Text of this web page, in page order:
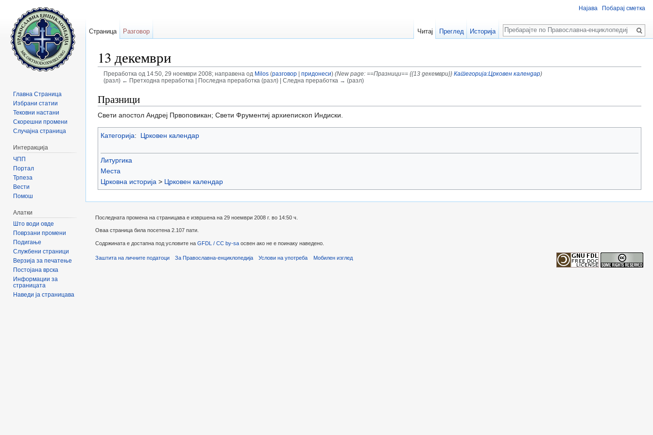
13 декември
Преработка од 14:50, 29 ноември 2008; направена од Milos (разговор| придонеси) (New page: ==Празници== {{13 декември}} Категорија:Црковен календар)
(разл) ← Претходна преработка | Последна преработка (разл) | Следна преработка → (разл)
Празници
Свети апостол Андреј Првоповикан; Свети Фрументиј архиепископ Индиски.
Категорија: Црковен календар
Литургика
Места
Црковна историја > Црковен календар
Најава Побарај сметка
Страница Разговор Читај Преглед Историја
Пребарај
Главна Страница
Избрани статии
Тековни настани
Скорешни промени
Случајна страница
Интеракција
ЧПП
Портал
Трпеза
Вести
Помош
Алатки
Што води овде
Поврзани промени
Подигање
Службени страници
Верзија за печатење
Постојана врска
Информации за
страницата
Наведи ја страницава
Последната промена на страницава е извршена на 29 ноември 2008 г. во 14:50 ч.
Оваа страница била посетена 2.107 пати.
Содржината е достапна под условите на GFDL / CC by-sa освен ако не е поинаку наведено.
Заштита на личните податоци За Православна-енциклопедија Услови на употреба Мобилен изглед